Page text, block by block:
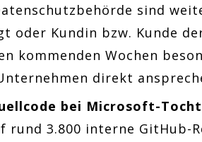
sind
oder Kundin bzw. Kunde
kommenden Wochen
direkt
bei Microsoft-
rund 3.800 interne GitHub-